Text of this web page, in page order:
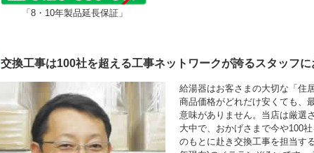
「8・10年製品延長保証」
交換工事は100社を超える工事ネットワークが誇るスタッフに
給湯器はお客さまの大切な「住
商品価格がどれだけ安くても、
意味がありません。当店は厳選
大中で、おかげさまで今や100
のもとに赴き交換工事を担当す